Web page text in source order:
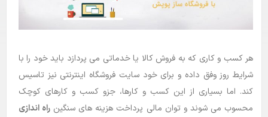
راهنما
هر کسب و کاری که به فروش کالا یا خدماتی می پردازد باید خود را با
شرایط روز وفق داده و برای خود سایت فروشگاه اینترنتی نیز تاسیس
کند. اما بسیاری از این کسب و کارها، جزو کسب و کارهای کوچک
محسوب می شوند و توان مالی پرداخت هزینه های سنگین راه اندازی